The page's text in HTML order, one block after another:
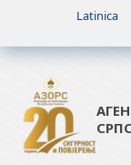
Latinica